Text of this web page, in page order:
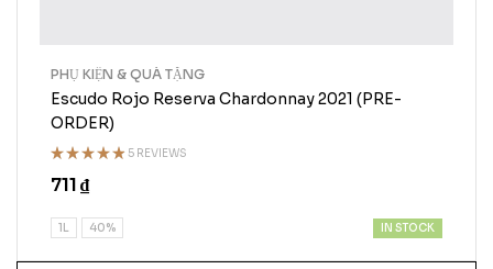
Escudo Rojo Reserva Chardonnay 2021 (PRE-
ORDER)
Rated
4.75out
5 REVIEWS
PHỤ KIỆN & QUÀ TẶNG
711₫
1L 40% IN STOCK